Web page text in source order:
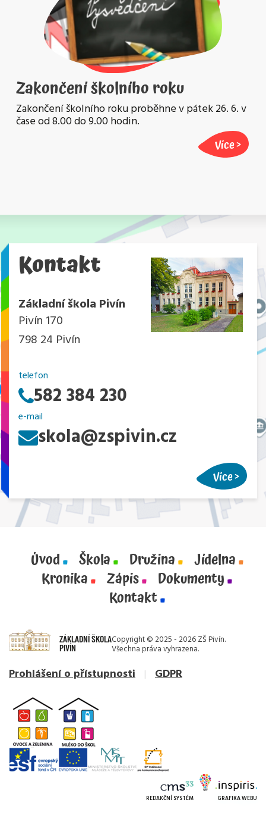
Zakončení školního roku
Zakončení školního roku proběhne v pátek 26. 6. v
čase od 8.00 do 9.00 hodin.
Více
Kontakt
Základní škola Pivín
Pivín 170
798 24 Pivín
telefon
582 384 230
e-mail
skola@zspivin.cz
Více
Úvod Škola Družina
Jídelna
Kronika
Zápis
Dokumenty
Kontakt
ZÁKLADNÍ ŠKOLA
PIVÍN
Copyright © 2025 - 2026 ZŠ Pivín.
Všechna práva vyhrazena.
Prohlášení o přístupnosti GDPR
REDAKČNÍ SYSTÉM GRAFIKA WEBU